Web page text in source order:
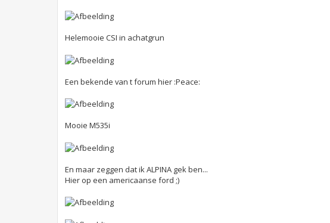
Helemooie CSI in achatgrun
Een bekende van t forum hier :Peace:
Mooie M535i
En maar zeggen dat ik ALPINA gek ben...
Hier op een americaanse ford ;)